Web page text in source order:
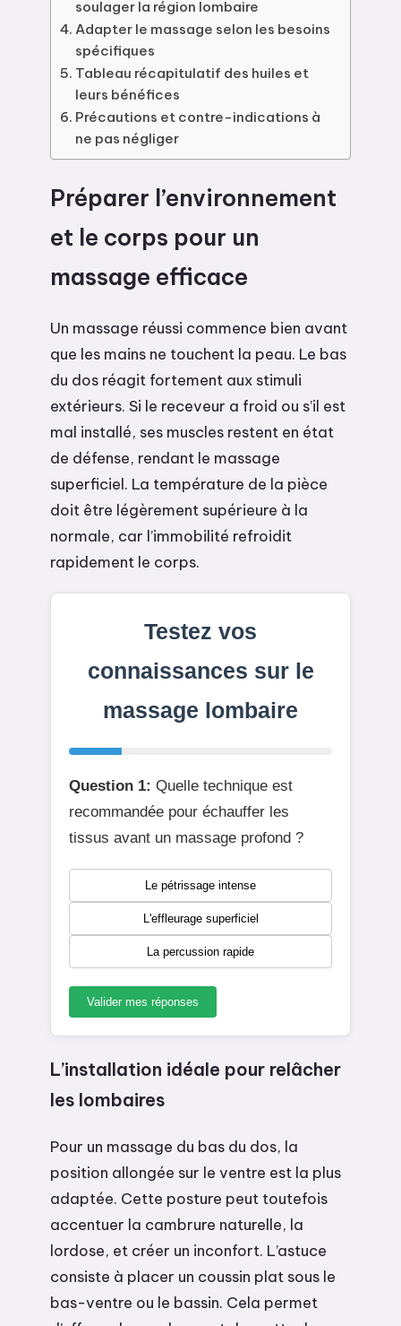
soulager la région lombaire
Adapter le massage selon les besoins
spécifiques
Tableau récapitulatif des huiles et
leurs bénéfices
Précautions et contre-indications à
ne pas négliger
Préparer l’environnement
et le corps pour un
massage efficace
Un massage réussi commence bien avant
que les mains ne touchent la peau. Le bas
du dos réagit fortement aux stimuli
extérieurs. Si le receveur a froid ou s’il est
mal installé, ses muscles restent en état
de défense, rendant le massage
superficiel. La température de la pièce
doit être légèrement supérieure à la
normale, car l’immobilité refroidit
rapidement le corps.
Testez vos
connaissances sur le
massage lombaire
Question 1: Quelle technique est
recommandée pour échauffer les
tissus avant un massage profond ?
Le pétrissage intense
L'effleurage superficiel
La percussion rapide
Valider mes réponses
L’installation idéale pour relâcher
les lombaires
Pour un massage du bas du dos, la
position allongée sur le ventre est la plus
adaptée. Cette posture peut toutefois
accentuer la cambrure naturelle, la
lordose, et créer un inconfort. L’astuce
consiste à placer un coussin plat sous le
bas-ventre ou le bassin. Cela permet